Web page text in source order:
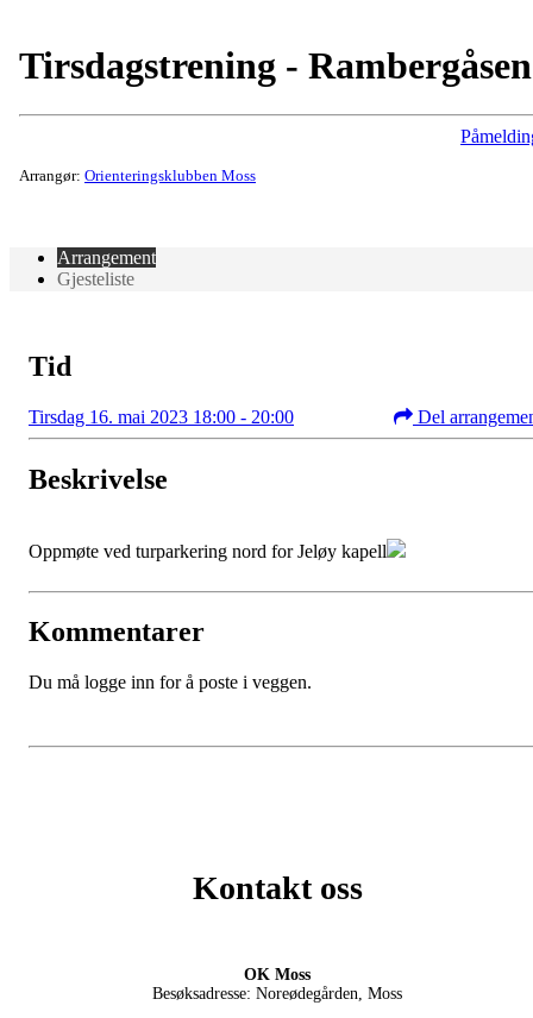
Tirsdagstrening - Rambergåsen
Arrangør: Orienteringsklubben Moss
Arrangement
Gjesteliste
Tid
Tirsdag 16. mai 2023 18:00 - 20:00 Del
Beskrivelse
Oppmøte ved turparkering nord for Jeløy kapell
Kommentarer
Du må logge inn for å poste i veggen.
Kontakt oss
OK Moss
Besøksadresse: Noreødegården, Moss